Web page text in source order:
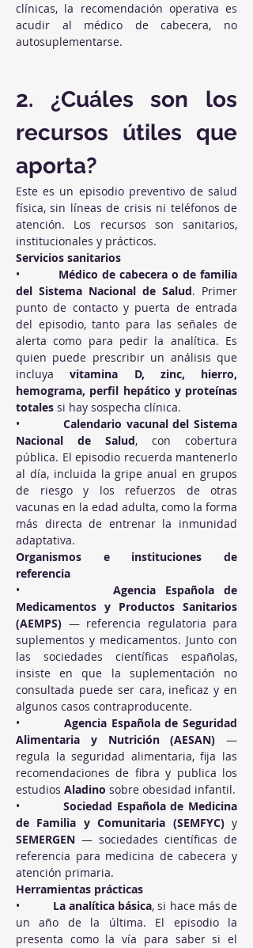
clínicas, la recomendación operativa es
acudir al médico de cabecera, no
autosuplementarse.
2. ¿Cuáles son los
recursos útiles que
aporta?
Este es un episodio preventivo de salud
física, sin líneas de crisis ni teléfonos de
atención. Los recursos son sanitarios,
institucionales y prácticos.
Servicios sanitarios
• Médico de cabecera o de familia
del Sistema Nacional de Salud. Primer
punto de contacto y puerta de entrada
del episodio, tanto para las señales de
alerta como para pedir la analítica. Es
quien puede prescribir un análisis que
incluya vitamina D, zinc, hierro,
hemograma, perfil hepático y proteínas
totales si hay sospecha clínica.
• Calendario vacunal del Sistema
Nacional de Salud, con cobertura
pública. El episodio recuerda mantenerlo
al día, incluida la gripe anual en grupos
de riesgo y los refuerzos de otras
vacunas en la edad adulta, como la forma
más directa de entrenar la inmunidad
adaptativa.
Organismos e instituciones de
referencia
• Agencia Española de
Medicamentos y Productos Sanitarios
(AEMPS) — referencia regulatoria para
suplementos y medicamentos. Junto con
las sociedades científicas españolas,
insiste en que la suplementación no
consultada puede ser cara, ineficaz y en
algunos casos contraproducente.
• Agencia Española de Seguridad
Alimentaria y Nutrición (AESAN) —
regula la seguridad alimentaria, fija las
recomendaciones de fibra y publica los
estudios Aladino sobre obesidad infantil.
• Sociedad Española de Medicina
de Familia y Comunitaria (SEMFYC)
SEMERGEN — sociedades científicas de
referencia para medicina de cabecera y
atención primaria.
Herramientas prácticas
• La analítica básica, si hace más de
un año de la última. El episodio la
presenta como la vía para saber si el